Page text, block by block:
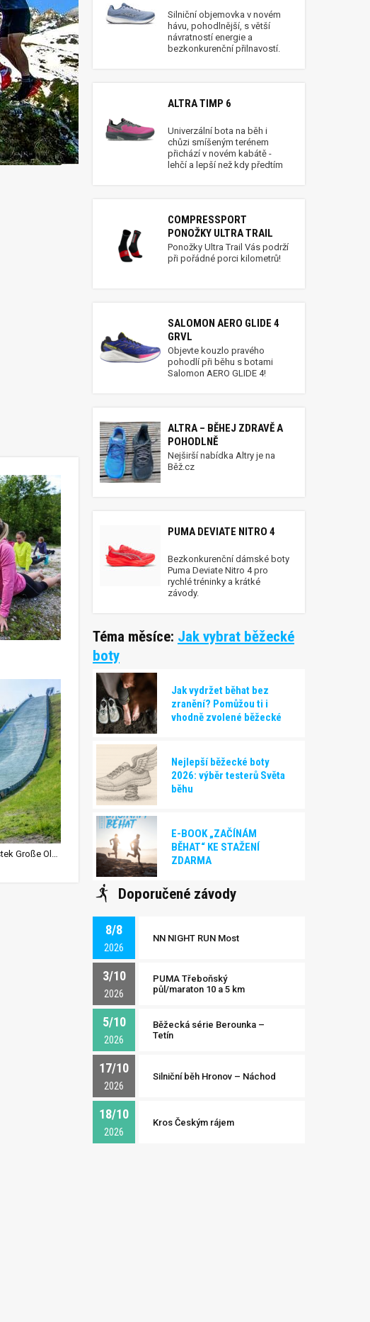
Výběh na skokanský můstek Große Olympiaschanze
Silniční objemovka v novém
hávu, pohodlnější, s větší
návratností energie a
bezkonkurenční přilnavostí.
ALTRA TIMP 6
Univerzální bota na běh i
chůzi smíšeným terénem
přichází v novém kabátě -
lehčí a lepší než kdy předtím
COMPRESSPORT
PONOŽKY ULTRA TRAIL
Ponožky Ultra Trail Vás podrží
při pořádné porci kilometrů!
SALOMON AERO GLIDE 4
GRVL
Objevte kouzlo pravého
pohodlí při běhu s botami
Salomon AERO GLIDE 4!
ALTRA – BĚHEJ ZDRAVĚ A
POHODLNĚ
Nejširší nabídka Altry je na
Běž.cz
PUMA DEVIATE NITRO 4
Bezkonkurenční dámské boty
Puma Deviate Nitro 4 pro
rychlé tréninky a krátké
závody.
Téma měsíce: Jak vybrat běžecké
boty
Jak vydržet běhat bez
zranění? Pomůžou ti i
vhodně zvolené běžecké
Nejlepší běžecké boty
2026: výběr testerů Světa
běhu
E-BOOK „ZAČÍNÁM
BĚHAT“ KE STAŽENÍ
ZDARMA
Doporučené závody
8/8
2026
NN NIGHT RUN Most
3/10
2026
PUMA Třeboňský
půl/maraton 10 a 5 km
5/10
2026
Běžecká série Berounka –
Tetín
17/10
2026
Silniční běh Hronov – Náchod
18/10
2026
Kros Českým rájem